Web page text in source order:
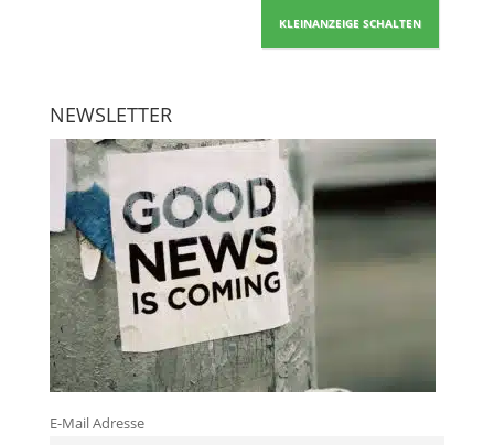
KLEINANZEIGE SCHALTEN
NEWSLETTER
E-Mail Adresse